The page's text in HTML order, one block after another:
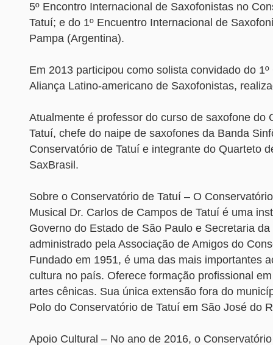
5º Encontro Internacional de Saxofonistas no
Tatuí; e do 1º Encuentro Internacional de
Pampa (Argentina).
Em 2013 participou como solista convidado do
Aliança Latino-americano de Saxofonistas,
Atualmente é professor do curso de saxofone do
Tatuí, chefe do naipe de saxofones da Banda
Conservatório de Tatuí e integrante do Quarteto
SaxBrasil.
Sobre o Conservatório de Tatuí – O
Musical Dr. Carlos de Campos de Tatuí é uma
Governo do Estado de São Paulo e Secretaria
administrado pela Associação de Amigos do
Fundado em 1951, é uma das mais importantes
cultura no país. Oferece formação profissional
artes cênicas. Sua única extensão fora do
Polo do Conservatório de Tatuí em São José do
Apoio Cultural – No ano de 2016, o